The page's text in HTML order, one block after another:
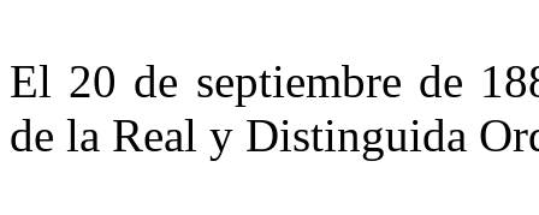
El 20 de septiembre de
de la Real y Distinguida